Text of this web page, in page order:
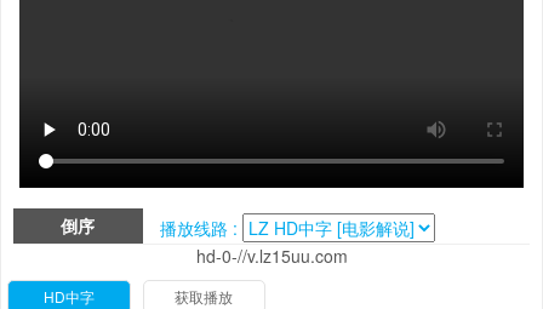
倒序
播放线路 :
hd-0-//v.lz15uu.com
HD中字 获取播放